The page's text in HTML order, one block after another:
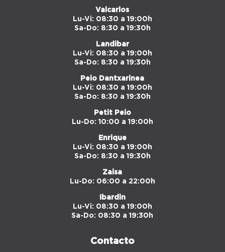
Valcarlos
Lu-Vi: 08:30 a 19:00h
Sa-Do: 8:30 a 19:30h
Landibar
Lu-Vi: 08:30 a 19:00h
Sa-Do: 8:30 a 19:30h
Peio Dantxarinea
Lu-Vi: 08:30 a 19:00h
Sa-Do: 8:30 a 19:30h
Petit Peio
Lu-Do: 10:00 a 19:00h
Enrique
Lu-Vi: 08:30 a 19:00h
Sa-Do: 8:30 a 19:30h
Zaisa
Lu-Do: 06:00 a 22:00h
Ibardin
Lu-Vi: 08:30 a 19:00h
Sa-Do: 08:30 a 19:30h
Contacto